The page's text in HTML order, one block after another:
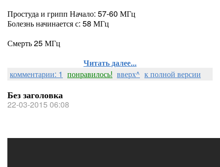
Простуда и грипп Начало: 57-60 МГц
Болезнь начинается с: 58 МГц
Смерть 25 МГц
Читать далее...
комментарии: 1 понравилось! вверх^ к полной версии
Без заголовка
22-03-2015 06:08